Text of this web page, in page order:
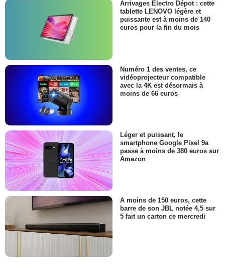
Arrivages Electro Dépot : cette
tablette LENOVO légère et
puissante est à moins de 140
euros pour la fin du mois
Numéro 1 des ventes, ce
vidéoprojecteur compatible
avec la 4K est désormais à
moins de 66 euros
Léger et puissant, le
smartphone Google Pixel 9a
passe à moins de 380 euros sur
Amazon
A moins de 150 euros, cette
barre de son JBL notée 4,5 sur
5 fait un carton ce mercredi